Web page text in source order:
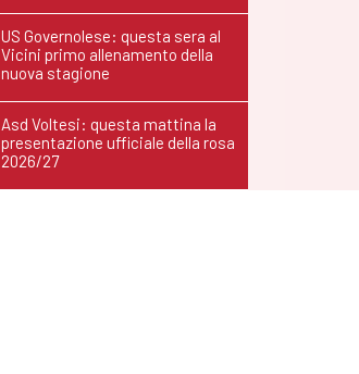
US Governolese: questa sera al
Vicini primo allenamento della
nuova stagione
Asd Voltesi: questa mattina la
presentazione ufficiale della rosa
2026/27